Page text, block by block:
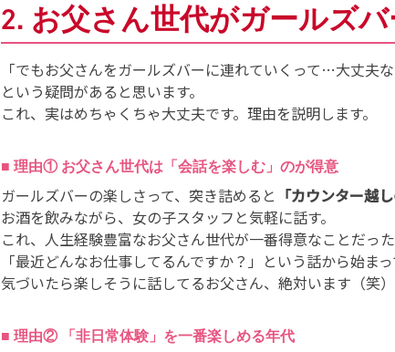
2. お父さん世代がガールズ
「でもお父さんをガールズバーに連れていくって…大丈夫な
という疑問があると思います。
これ、実はめちゃくちゃ大丈夫です。理由を説明します。
■ 理由① お父さん世代は「会話を楽しむ」のが得意
ガールズバーの楽しさって、突き詰めると 「カウンター越
お酒を飲みながら、女の子スタッフと気軽に話す。
これ、人生経験豊富なお父さん世代が一番得意なことだった
「最近どんなお仕事してるんですか？」という話から始まっ
気づいたら楽しそうに話してるお父さん、絶対います（笑）
■ 理由② 「非日常体験」を一番楽しめる年代